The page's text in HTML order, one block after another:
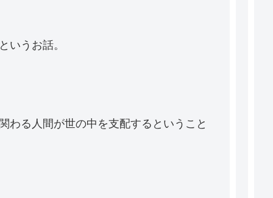
うお話。
わる人間が世の中を支配するということ